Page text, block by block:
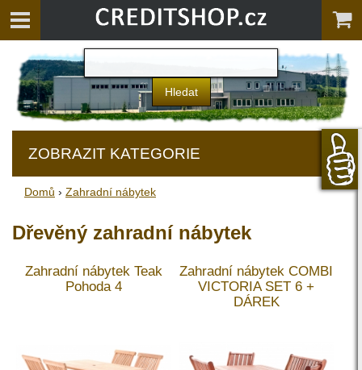
ZOBRAZIT KATEGORIE
Domů › Zahradní nábytek
Dřevěný zahradní nábytek
Zahradní nábytek Teak
Pohoda 4
Zahradní nábytek COMBI
VICTORIA SET 6 +
DÁREK